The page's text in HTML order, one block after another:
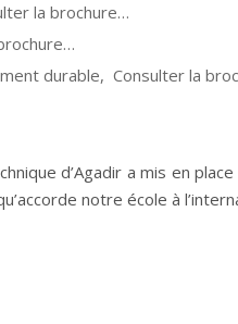
la brochure…
durable, Consulter la
d’Agadir a mis en
notre école à